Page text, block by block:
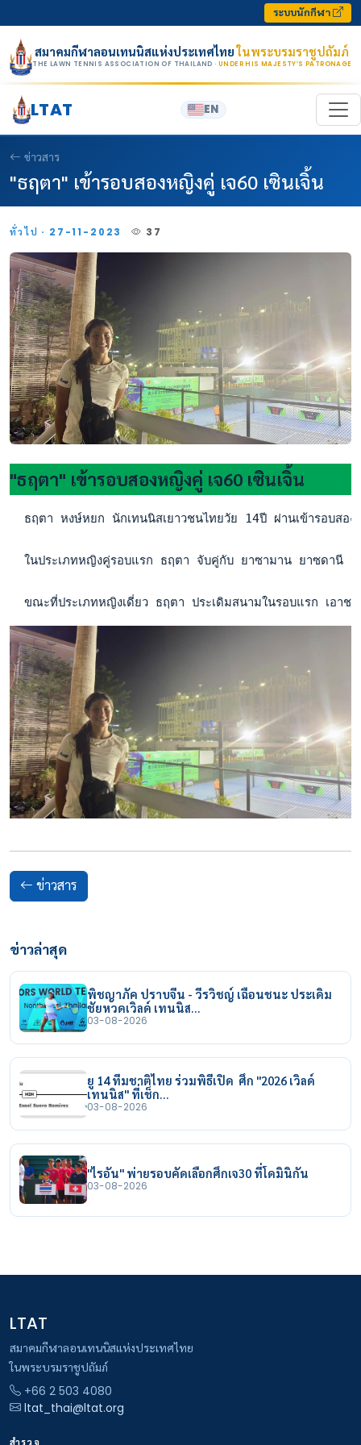
ระบบนักกีฬา
สมาคมกีฬาลอนเทนนิสแห่งประเทศไทยในพระบรมราชูปถัมภ์
THE LAWN TENNIS ASSOCIATION OF THAILAND · UNDER HIS MAJESTY’S PATRONAGE
LTAT EN
ข่าวสาร
"ธฤตา" เข้ารอบสองหญิงคู่ เจ60 เซินเจิ้น
ทั่วไป · 27-11-2023 37
"ธฤตา" เข้ารอบสองหญิงคู่ เจ60 เซินเจิ้น
ธฤตา หงษ์หยก นักเทนนิสเยาวชนไทยวัย 14ปี ผ่านเข้ารอบสอ
ในประเภทหญิงคู่รอบแรก ธฤตา จับคู่กับ ยาซามาน ยาซดานี
ขณะที่ประเภทหญิงเดี่ยว ธฤตา ประเดิมสนามในรอบแรก เอา
ข่าวสาร
ข่าวล่าสุด
พิชญาภัค ปราบจีน - วีรวิชญ์ เฉือนชนะ ประเดิม
ชัยหวดเวิลด์ เทนนิส…
03-08-2026
ยู 14 ทีมชาติไทย ร่วมพิธีเปิด ศึก "2026 เวิลด์
เทนนิส" ที่เช็ก…
03-08-2026
"ไรอัน" พ่ายรอบคัดเลือกศึกเจ30 ที่โดมินิกัน
03-08-2026
LTAT
สมาคมกีฬาลอนเทนนิสแห่งประเทศไทย
ในพระบรมราชูปถัมภ์
+66 2 503 4080
ltat_thai@ltat.org
สำรวจ